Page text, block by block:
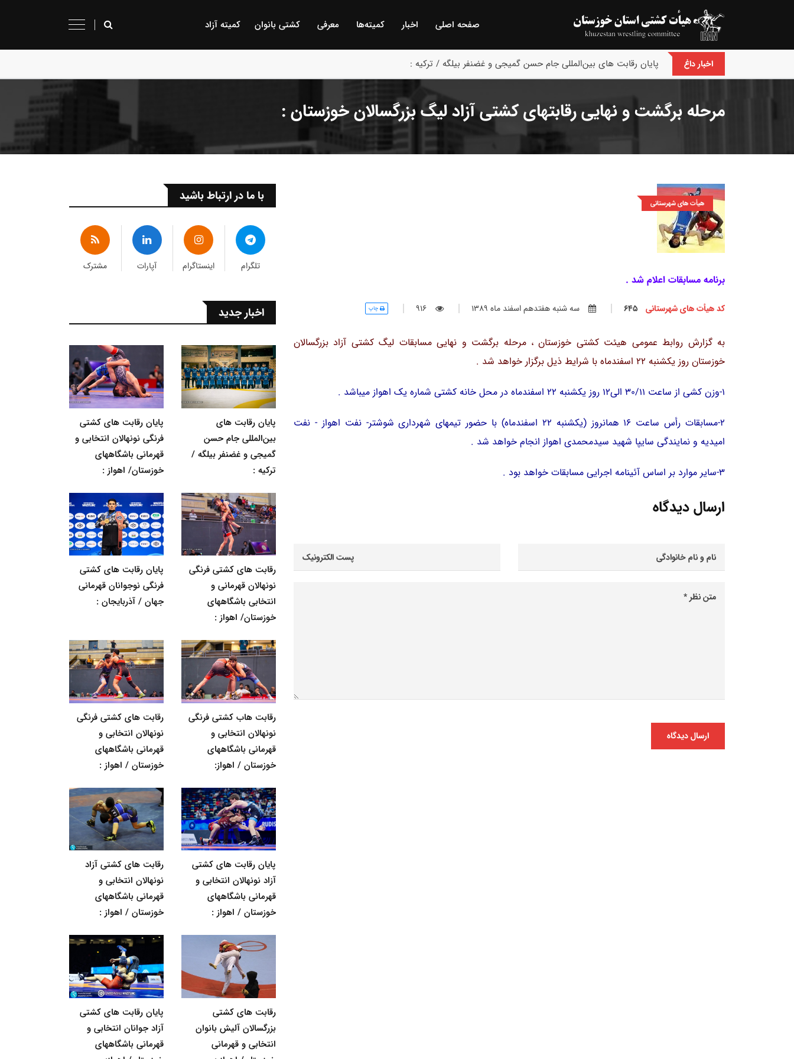
صفحه اصلی اخبار كمیته‌ها معرفی كشتی بانوان کمیته آزاد
اخبار داغ پایان رقابت های بین‌المللی جام حسن گمیجی و غضنفر بیلگه / ترکیه :
مرحله برگشت و نهایی رقابتهای کشتی آزاد لیگ بزرگسالان خوزستان :
هیأت های شهرستانی
برنامه مسابقات اعلام شد .
کد هیأت های شهرستانی سه شنبه هفتدهم اسفند ماه 1389 916 چاپ
به گزارش روابط عمومی هیئت کشتی خوزستان ، مرحله برگشت و نهایی مسابقات لیگ کشتی آزاد بزرگسالان
خوزستان روز یکشنبه 22 اسفندماه با شرایط ذیل برگزار خواهد شد .
1-وزن کشی از ساعت 30/11 الی12 روز یکشنبه 22 اسفندماه در محل خانه کشتی شماره یک اهواز میباشد .
2-مسابقات رأس ساعت 16 همانروز (یکشنبه 22 اسفندماه) با حضور تیمهای شهرداری شوشتر- نفت اهواز - نفت
امیدیه و نمایندگی سایپا شهید سیدمحمدی اهواز انجام خواهد شد .
3-سایر موارد بر اساس آئینامه اجرایی مسابقات خواهد بود .
ارسال دیدگاه
ارسال دیدگاه
با ما در ارتباط باشید
تلگرام اینستاگرام آپارات مشترک
اخبار جدید
پایان رقابت های
بین‌المللی جام حسن
گمیجی و غضنفر بیلگه /
ترکیه :
پایان رقابت های کشتی
فرنگی نونهالان انتخابی و
قهرمانی باشگاههای
خوزستان/ اهواز :
رقابت های کشتی فرنگی
نونهالان قهرمانی و
انتخابی باشگاههای
خوزستان/ اهواز :
پایان رقابت های کشتی
فرنگی نوجوانان قهرمانی
جهان / آذربایجان :
رقابت هاب کشتی فرنگی
نونهالان انتخابی و
قهرمانی باشگاههای
خوزستان / اهواز:
رقابت های کشتی فرنگی
نونهالان انتخابی و
قهرمانی باشگاههای
خوزستان / اهواز :
پایان رقابت های کشتی
آزاد نونهالان انتخابی و
قهرمانی باشگاههای
خوزستان / اهواز :
رقابت های کشتی آزاد
نونهالان انتخابی و
قهرمانی باشگاههای
خوزستان / اهواز :
رقابت های کشتی
بزرگسالان آلیش بانوان
انتخابی و قهرمانی
پایان رقابت های کشتی
آزاد جوانان انتخابی و
قهرمانی باشگاههای